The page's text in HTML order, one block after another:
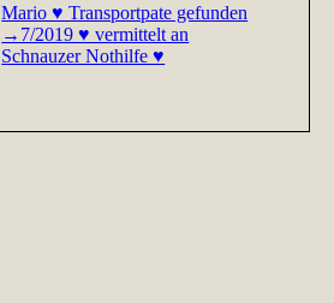
Mario ♥ Transportpate gefunden
→7/2019 ♥ vermittelt an
Schnauzer Nothilfe ♥